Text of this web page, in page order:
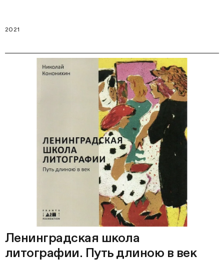
2021
Ленинградская школа
литографии. Путь длиною в век